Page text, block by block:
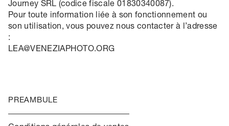
Journey SRL (codice fiscale 01830340087).
Pour toute information liée à son fonctionnement ou
son utilisation, vous pouvez nous contacter à l’adresse
:
LEA@VENEZIAPHOTO.ORG
PREAMBULE